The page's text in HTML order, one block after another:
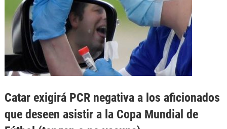
Catar exigirá PCR negativa a los aficionados
que deseen asistir a la Copa Mundial de